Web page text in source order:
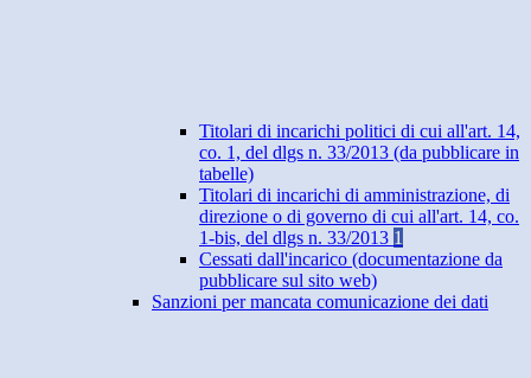
Titolari di incarichi politici di cui all'art. 14,
co. 1, del dlgs n. 33/2013 (da pubblicare in
tabelle)
Titolari di incarichi di amministrazione, di
direzione o di governo di cui all'art. 14, co.
1-bis, del dlgs n. 33/2013 1
Cessati dall'incarico (documentazione da
pubblicare sul sito web)
Sanzioni per mancata comunicazione dei dati